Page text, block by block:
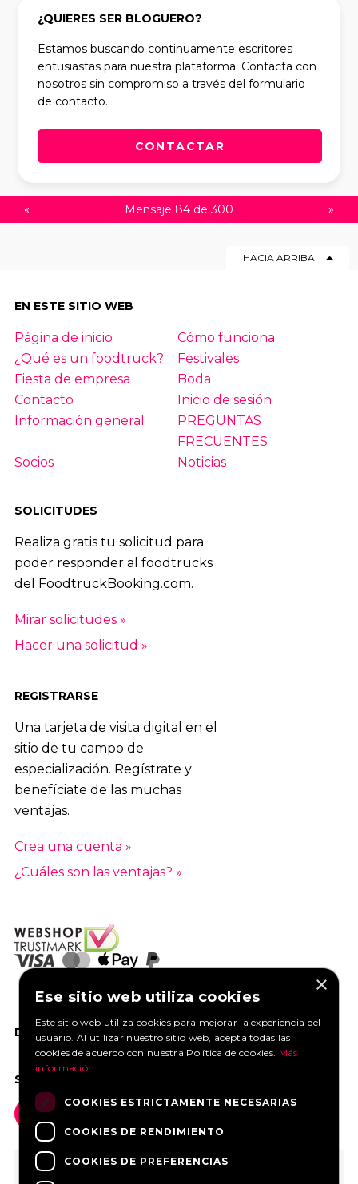
¿QUIERES SER BLOGUERO?
Estamos buscando continuamente escritores
entusiastas para nuestra plataforma. Contacta con
nosotros sin compromiso a través del formulario
de contacto.
CONTACTAR
« Mensaje 84 de 300 »
HACIA ARRIBA
EN ESTE SITIO WEB
Página de inicio
Cómo funciona
¿Qué es un foodtruck?
Festivales
Fiesta de empresa
Boda
Contacto
Inicio de sesión
Información general
PREGUNTAS
FRECUENTES
Socios
Noticias
SOLICITUDES
Realiza gratis tu solicitud para
poder responder al foodtrucks
del FoodtruckBooking.com.
Mirar solicitudes »
Hacer una solicitud »
REGISTRARSE
Una tarjeta de visita digital en el
sitio de tu campo de
especialización. Regístrate y
benefíciate de las muchas
ventajas.
Crea una cuenta »
¿Cuáles son las ventajas? »
DANOS UN ME GUSTA EN FACEBOOK
SOCIAL MEDIA
×
Ese sitio web utiliza cookies
Este sitio web utiliza cookies para mejorar la experiencia del
usuario. Al utilizar nuestro sitio web, acepta todas las
cookies de acuerdo con nuestra Política de cookies. Más
información
COOKIES ESTRICTAMENTE NECESARIAS
COOKIES DE RENDIMIENTO
COOKIES DE PREFERENCIAS